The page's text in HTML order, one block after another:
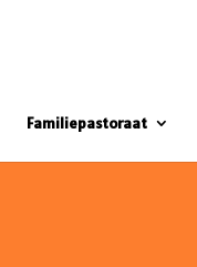
Familiepastoraat